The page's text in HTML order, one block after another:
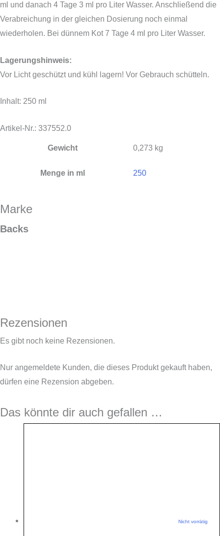
ml und danach 4 Tage 3 ml pro Liter Wasser. Anschließend die
Verabreichung in der gleichen Dosierung noch einmal
wiederholen. Bei dünnem Kot 7 Tage 4 ml pro Liter Wasser.
Lagerungshinweis:
Vor Licht geschützt und kühl lagern! Vor Gebrauch schütteln.
Inhalt: 250 ml
Artikel-Nr.: 337552.0
Gewicht 0,273 kg
Menge in ml 250
Marke
Backs
Rezensionen
Es gibt noch keine Rezensionen.
Nur angemeldete Kunden, die dieses Produkt gekauft haben,
dürfen eine Rezension abgeben.
Das könnte dir auch gefallen …
Nicht vorrätig